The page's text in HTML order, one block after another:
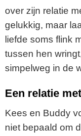
over zijn relatie
gelukkig, maar
liefde soms flink
tussen hen
simpelweg in de
Een relatie
Kees en Buddy
niet bepaald om